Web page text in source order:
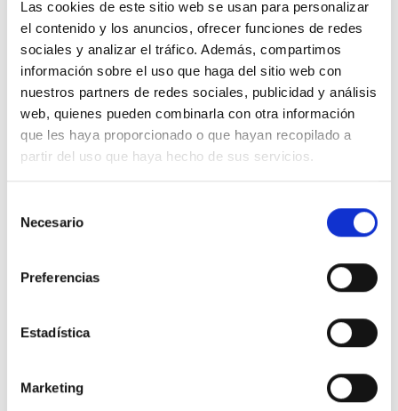
Las cookies de este sitio web se usan para personalizar
el contenido y los anuncios, ofrecer funciones de redes
sociales y analizar el tráfico. Además, compartimos
información sobre el uso que haga del sitio web con
nuestros partners de redes sociales, publicidad y análisis
web, quienes pueden combinarla con otra información
que les haya proporcionado o que hayan recopilado a
partir del uso que haya hecho de sus servicios.
Necesario
Preferencias
Estadística
Marketing
Lección 248
Lo que sufre no forma parte de mí.
1.He abjurado de la verdad. Permítaseme ahora
ser igualmente firme y abjurar de la falsedad. Lo
que sufre no forma parte de mí. Yo no soy
dolor no es sino una ilusión de mi mente. Lo que
muere, en realidad nunca vivió, y sólo se burlaba
de la verdad con respecto a mí mismo. Ahora
abjuro de todos los conceptos de mí mismo, y de
Dios. Ahora estoy listo para aceptarlo
Padre, mi viejo amor por Ti retorna,yme